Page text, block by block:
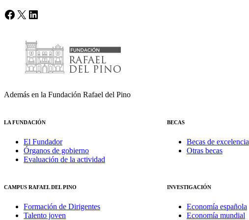
Facebook
X LinkedIn
Además en la Fundación Rafael del Pino
LA FUNDACIÓN
El Fundador
Órganos de gobierno
Evaluación de la actividad
BECAS
Becas de excelencia
Otras becas
CAMPUS RAFAEL DEL PINO
Formación de Dirigentes
Talento joven
INVESTIGACIÓN
Economía española
Economía mundial